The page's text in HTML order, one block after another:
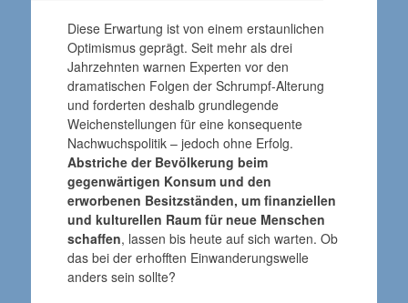
Diese Erwartung ist von einem erstaunlichen
Optimismus geprägt. Seit mehr als drei
Jahrzehnten warnen Experten vor den
dramatischen Folgen der Schrumpf-Alterung
und forderten deshalb grundlegende
Weichenstellungen für eine konsequente
Nachwuchspolitik – jedoch ohne Erfolg.
Abstriche der Bevölkerung beim
gegenwärtigen Konsum und den
erworbenen Besitzständen, um finanziellen
und kulturellen Raum für neue Menschen
schaffen, lassen bis heute auf sich warten. Ob
das bei der erhofften Einwanderungswelle
anders sein sollte?